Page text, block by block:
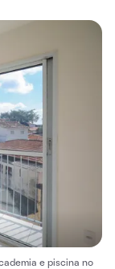
e piscina no